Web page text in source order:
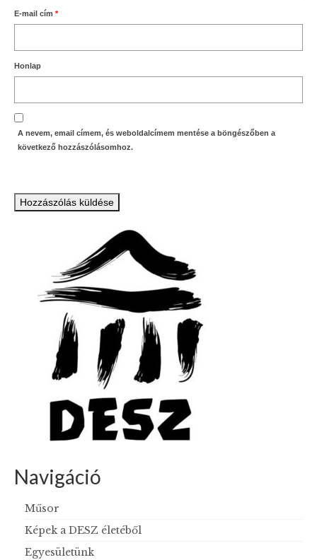
E-mail cím *
Honlap
A nevem, email címem, és weboldalcímem mentése a böngészőben a
következő hozzászólásomhoz.
Navigáció
Műsor
Képek a DESZ életéből
Egyesületünk